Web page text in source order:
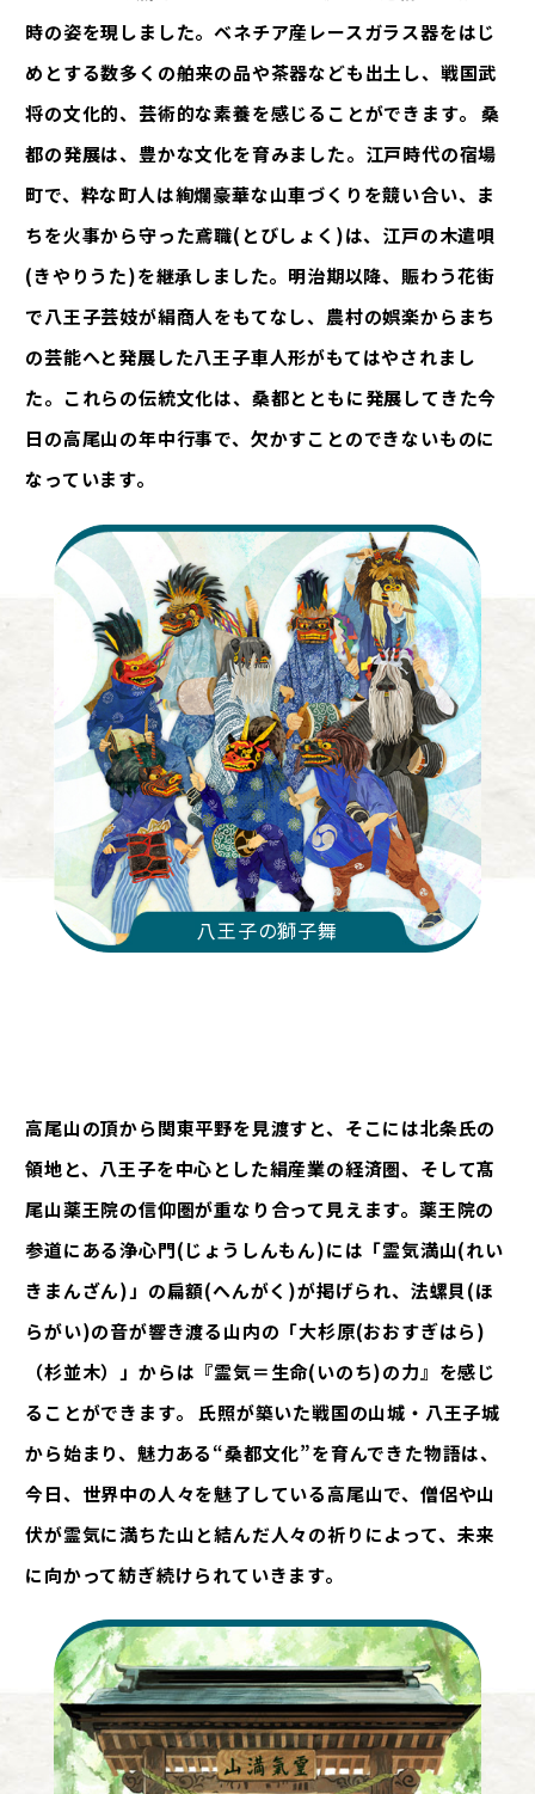
時の姿を現しました。ベネチア産レースガラス器をはじ
めとする数多くの舶来の品や茶器なども出土し、戦国武
将の文化的、芸術的な素養を感じることができます。 桑
都の発展は、豊かな文化を育みました。江戸時代の宿場
町で、粋な町人は絢爛豪華な山車づくりを競い合い、ま
ちを火事から守った鳶職(とびしょく)は、江戸の木遣唄
(きやりうた)を継承しました。明治期以降、賑わう花街
で八王子芸妓が絹商人をもてなし、農村の娯楽からまち
の芸能へと発展した八王子車人形がもてはやされまし
た。これらの伝統文化は、桑都とともに発展してきた今
日の高尾山の年中行事で、欠かすことのできないものに
なっています。
八王子の獅子舞
高尾山の頂から関東平野を見渡すと、そこには北条氏の
領地と、八王子を中心とした絹産業の経済圏、そして髙
尾山薬王院の信仰圏が重なり合って見えます。薬王院の
参道にある浄心門(じょうしんもん)には「霊気満山(れい
きまんざん)」の扁額(へんがく)が掲げられ、法螺貝(ほ
らがい)の音が響き渡る山内の「大杉原(おおすぎはら)
（杉並木）」からは『霊気＝生命(いのち)の力』を感じ
ることができます。 氏照が築いた戦国の山城・八王子城
から始まり、魅力ある“桑都文化”を育んできた物語は、
今日、世界中の人々を魅了している高尾山で、僧侶や山
伏が霊気に満ちた山と結んだ人々の祈りによって、未来
に向かって紡ぎ続けられていきます。